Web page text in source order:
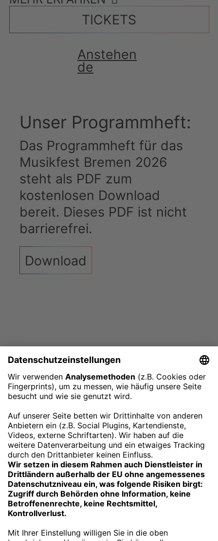
TICKETS
Anstehen
de
Unser Programmheft:
Das Programmheft für das
Musikfest Bremen 2026
steht als PDF zum
kostenlosen Download
bereit. Dieses PDF ist nicht
barrierefrei.
Download
Kontakt Impressum
Datenschutz Barrierefreiheit
AGB